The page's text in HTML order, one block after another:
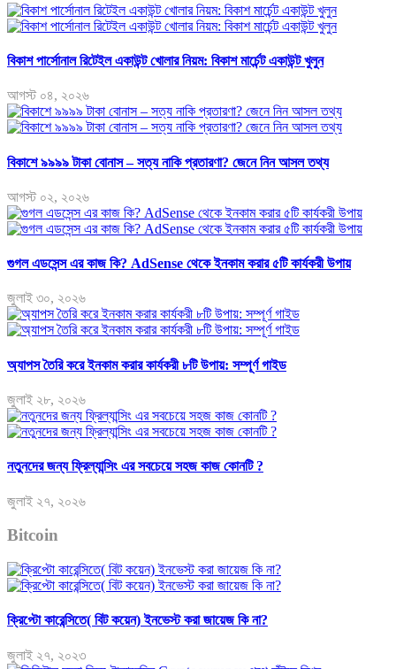
বিকাশ পার্সোনাল রিটেইল একাউন্ট খোলার নিয়ম: বিকাশ মার্চেন্ট একাউন্ট খুলুন
আগস্ট ০৪, ২০২৬
বিকাশে ৯৯৯৯ টাকা বোনাস – সত্য নাকি প্রতারণা? জেনে নিন আসল তথ্য
আগস্ট ০২, ২০২৬
গুগল এডসেন্স এর কাজ কি? AdSense থেকে ইনকাম করার ৫টি কার্যকরী উপায়
জুলাই ৩০, ২০২৬
অ্যাপস তৈরি করে ইনকাম করার কার্যকরী ৮টি উপায়: সম্পূর্ণ গাইড
জুলাই ২৮, ২০২৬
নতুনদের জন্য ফ্রিল্যান্সিং এর সবচেয়ে সহজ কাজ কোনটি ?
জুলাই ২৭, ২০২৬
Bitcoin
ক্রিপ্টো কারেন্সিতে( বিট কয়েন) ইনভেস্ট করা জায়েজ কি না?
জুলাই ২৭, ২০২৩